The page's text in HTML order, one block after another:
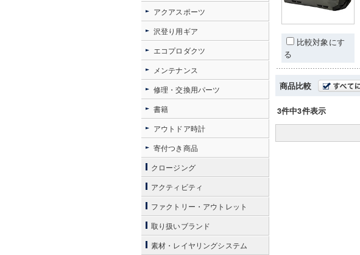
比較対象にす
る
商品比較
3件中3件表示
アクアスポーツ
沢登り用ギア
エコプロダクツ
メンテナンス
修理・交換用パーツ
書籍
アウトドア時計
寄付つき商品
クロージング
アクティビティ
ファクトリー・アウトレット
取り扱いブランド
素材・レイヤリングシステム